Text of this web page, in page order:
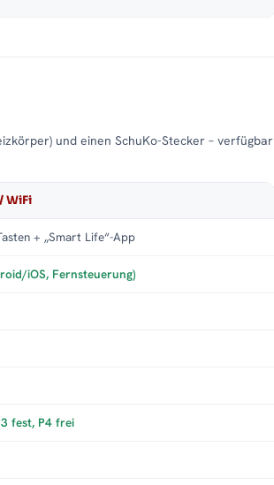
und einen SchuKo-Stecker – verfügbar
WiFi
+ „Smart Life“-App
iOS, Fernsteuerung)
fest, P4 frei